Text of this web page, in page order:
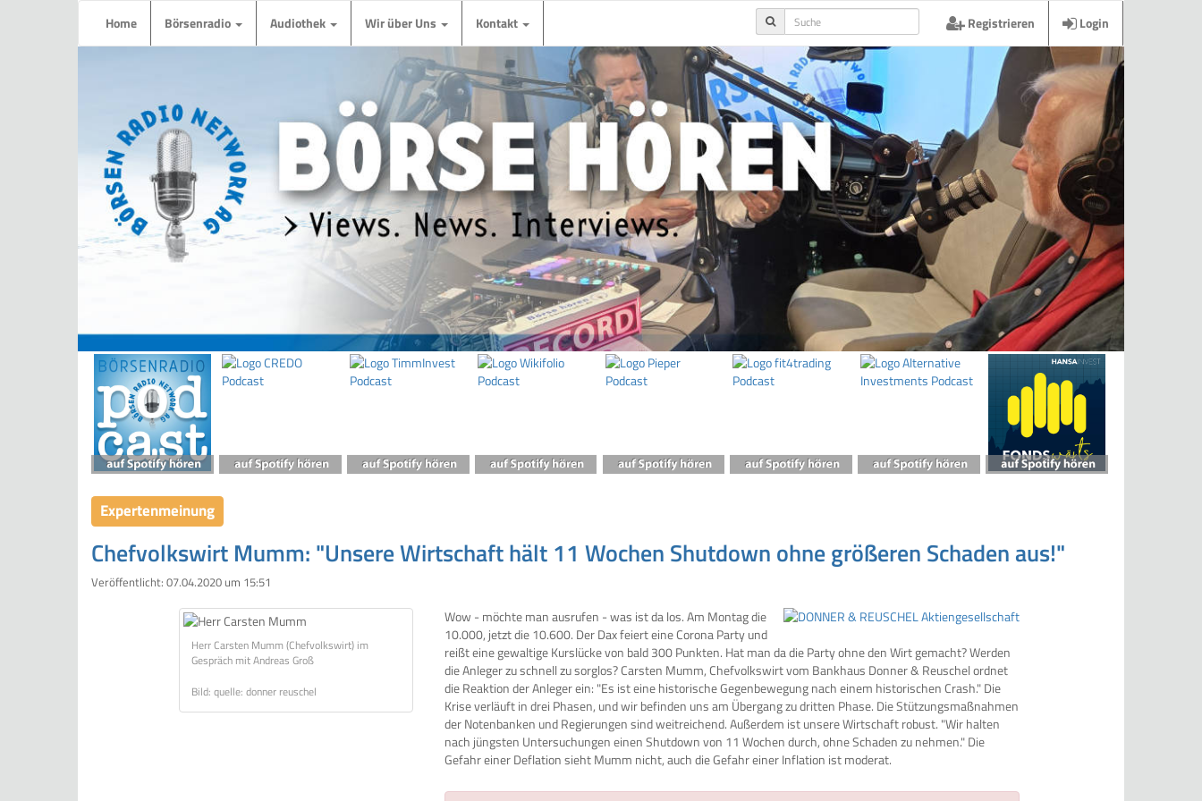
Home Börsenradio Audiothek Wir über Uns Kontakt Registrieren Login
Expertenmeinung
Chefvolkswirt Mumm: "Unsere Wirtschaft hält 11 Wochen Shutdown ohne größeren Schaden aus!"
Veröffentlicht: 07.04.2020 um 15:51
Herr Carsten Mumm (Chefvolkswirt) im
Gespräch mit Andreas Groß
Bild: quelle: donner reuschel
Wow - möchte man ausrufen - was ist da los. Am Montag die
10.000, jetzt die 10.600. Der Dax feiert eine Corona Party und
reißt eine gewaltige Kurslücke von bald 300 Punkten. Hat man da die Party ohne den Wirt gemacht? Werden
die Anleger zu schnell zu sorglos? Carsten Mumm, Chefvolkswirt vom Bankhaus Donner & Reuschel ordnet
die Reaktion der Anleger ein: "Es ist eine historische Gegenbewegung nach einem historischen Crash." Die
Krise verläuft in drei Phasen, und wir befinden uns am Übergang zu dritten Phase. Die Stützungsmaßnahmen
der Notenbanken und Regierungen sind weitreichend. Außerdem ist unsere Wirtschaft robust. "Wir halten
nach jüngsten Untersuchungen einen Shutdown von 11 Wochen durch, ohne Schaden zu nehmen." Die
Gefahr einer Deflation sieht Mumm nicht, auch die Gefahr einer Inflation ist moderat.